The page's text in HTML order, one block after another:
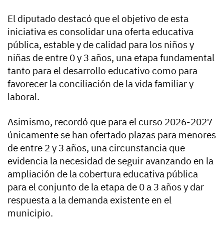
El diputado destacó que el objetivo de esta
iniciativa es consolidar una oferta educativa
pública, estable y de calidad para los niños y
niñas de entre 0 y 3 años, una etapa fundamental
tanto para el desarrollo educativo como para
favorecer la conciliación de la vida familiar y
laboral.
Asimismo, recordó que para el curso 2026-2027
únicamente se han ofertado plazas para menores
de entre 2 y 3 años, una circunstancia que
evidencia la necesidad de seguir avanzando en la
ampliación de la cobertura educativa pública
para el conjunto de la etapa de 0 a 3 años y dar
respuesta a la demanda existente en el
municipio.